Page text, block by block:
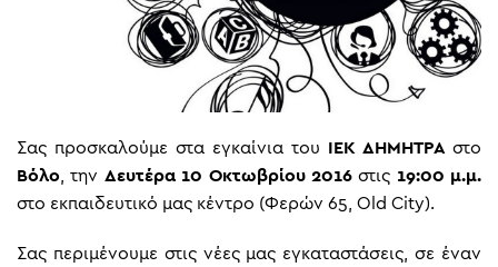
Σας προσκαλούμε στα εγκαίνια του ΙΕΚ ΔΗΜΗΤΡΑ στο
Βόλο , την Δευτέρα 10 Οκτωβρίου 2016στις 19:00 μ.μ.
στο εκπαιδευτικό μας κέντρο (Φερών 65, Old City).
Σας περιμένουμε στις νέες μας εγκαταστάσεις, σε έναν